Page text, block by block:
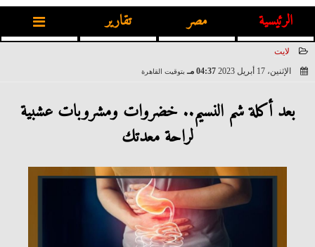
الرئيسية مصر تقارير
لايت
الإثنين، 17 أبريل 2023
04:37 مـ بتوقيت القاهرة
بعد أكلة شم النسيم.. خضروات ومشروبات عشبية
لراحة معدتك